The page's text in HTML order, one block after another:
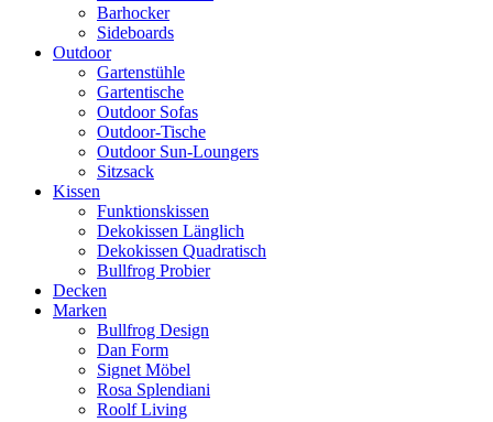
Barhocker
Sideboards
Outdoor
Gartenstühle
Gartentische
Outdoor Sofas
Outdoor-Tische
Outdoor Sun-Loungers
Sitzsack
Kissen
Funktionskissen
Dekokissen Länglich
Dekokissen Quadratisch
Bullfrog Probier
Decken
Marken
Bullfrog Design
Dan Form
Signet Möbel
Rosa Splendiani
Roolf Living